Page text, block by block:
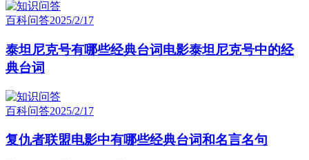
百科问答2025/2/17
泰坦尼克号有哪些经典台词电影泰坦尼克号中的经
典台词
百科问答2025/2/17
复仇者联盟电影中有哪些经典台词和名言名句